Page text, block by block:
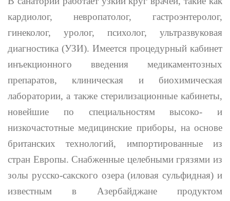
кардиолог, невропатолог, гастроэнтеролог,
гинеколог, уролог, психолог, ультразвуковая
диагностика (УЗИ). Имеется процедурный кабинет
инъекционного введения медикаментозных
препаратов, клиническая и биохимическая
лаборатории, а также стерилизационные кабинеты,
новейшие по специальностям высоко- и
низкочастотные медицинские приборы, на основе
британских технологий, импортированные из
стран Европы. Снабженные целебными грязями из
золы русско-сакского озера (иловая сульфидная) и
известным в Азербайджане продуктом